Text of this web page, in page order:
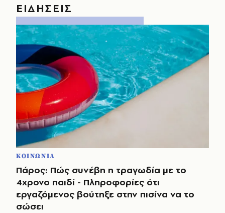
ΕΙΔΗΣΕΙΣ
ΚΟΙΝΩΝΙΑ
Πάρος: Πώς συνέβη η τραγωδία με το
4χρονο παιδί - Πληροφορίες ότι
εργαζόμενος βούτηξε στην πισίνα να το
σώσει